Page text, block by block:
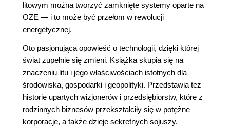
litowym można tworzyć zamknięte systemy oparte na
OZE ― i to może być przełom w rewolucji
energetycznej.
Oto pasjonująca opowieść o technologii, dzięki której
świat zupełnie się zmieni. Książka skupia się na
znaczeniu litu i jego właściwościach istotnych dla
środowiska, gospodarki i geopolityki. Przedstawia też
historie upartych wizjonerów i przedsiębiorstw, które z
rodzinnych biznesów przekształciły się w potężne
korporacje, a także dzieje sekretnych sojuszy,